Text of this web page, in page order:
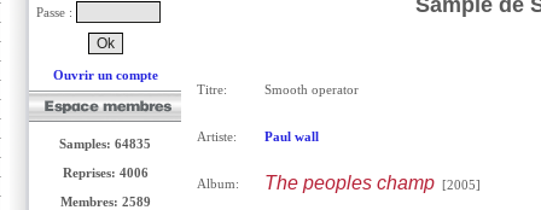
Passe :
Ouvrir un compte
Samples: 64835
Reprises: 4006
Membres: 2589
Sample de
Titre: Smooth operator
Artiste: Paul wall
Album: The peoples champ[2005]